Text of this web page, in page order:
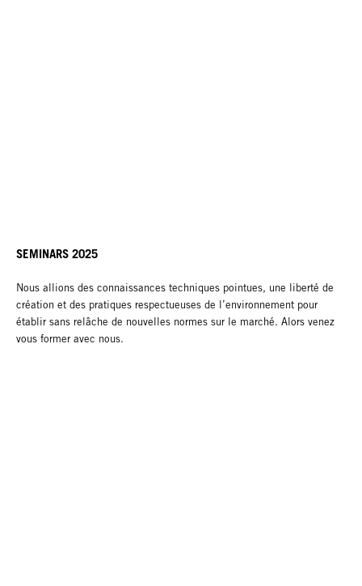
SEMINARS 2025
Nous allions des connaissances techniques pointues, une liberté de
création et des pratiques respectueuses de l’environnement pour
établir sans relâche de nouvelles normes sur le marché. Alors venez
vous former avec nous.